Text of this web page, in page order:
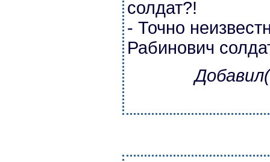
солдат?!
- Точно
Рабинович